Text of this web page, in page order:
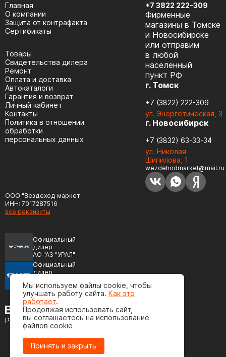
ООО "Вездеход маркет"
ИНН: 7017287516
все реквизиты
Официальный
дилер
АО "АЗ "УРАЛ"
Официальный
дилер
(ЯМЗ)
Разработка сайта
Главная
О компании
Защита от контрафакта
Сертификаты
Товары
Cвидетельства дилера
Ремонт
Оплата и доставка
Автокаталоги
Гарантия и возврат
Личный кабинет
Контакты
Политика в отношении
обработки
персональных данных
+7 3822 222-309
Фирменные
магазины в Томске
и Новосибирске
или отправим
в любой
населенный
пункт РФ
г. Томск
+7 (3822) 222-309
ул. Энергетическая, 3
г. Новосибирск
+7 (3832) 63-33-34
ул. Николая
Шипилова, 1
wezdehodmarket@mail.ru
Мы используем файлы cookie, чтобы
улучшать работу сайта. Как это
работает.
Продолжая использовать сайт,
вы соглашаетесь на использование
файлов cookie
Принять и закрыть